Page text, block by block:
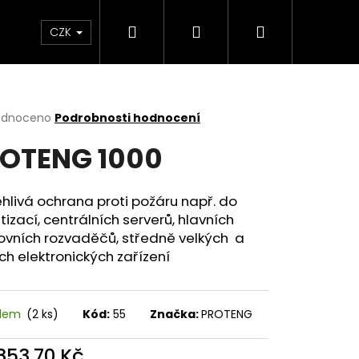
Kontakty O nás
CZK Hledat PřihlášeníNákupní
Podrobnosti hodnocení
1000
ochrana proti požáru např. do
centrálních serverů, hlavních
rozvaděčů, středně velkých a
elektronických zařízení
(2 ks) Kód: 55 Značka:PROTENG
FX HD 1000